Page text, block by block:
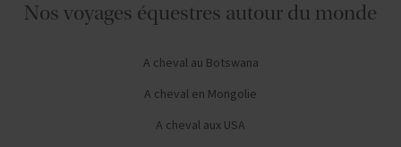
Nos voyages équestres autour du monde
A cheval au Botswana
A cheval en Mongolie
A cheval aux USA